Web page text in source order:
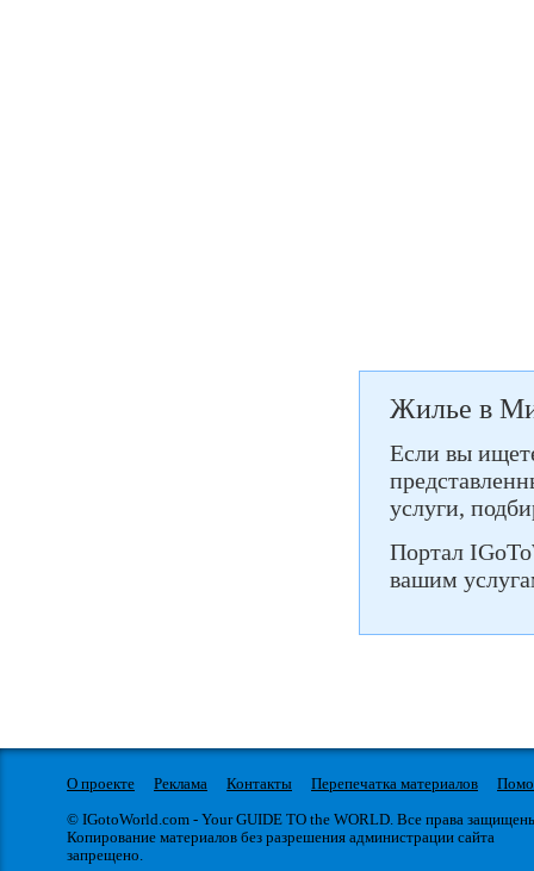
Жилье в
Если вы
услуги,
Портал
вашим
О проекте Реклама Контакты Перепечатка материалов
© IGotoWorld.com - Your GUIDE TO the WORLD. Все права
Копирование материалов без разрешения администрации сайта
запрещено.